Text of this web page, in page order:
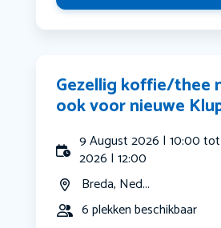
Gezellig koffie/thee
ook voor nieuwe
9 August 2026 | 10:00
2026 | 12:00
Breda, Ned...
6 plekken beschikbaar